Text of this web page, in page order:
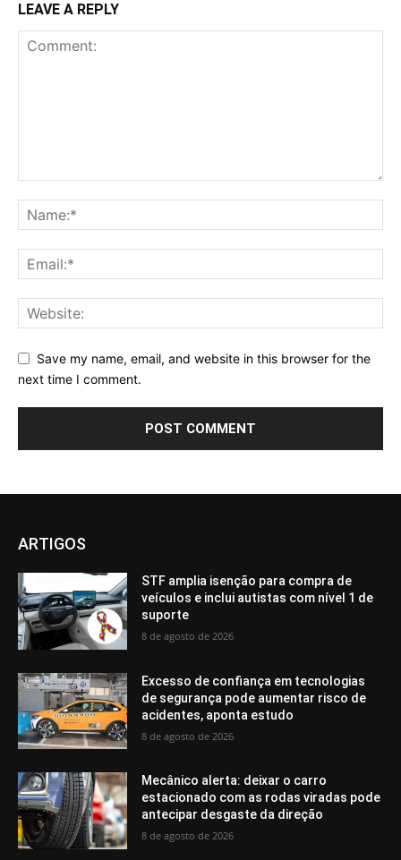
LEAVE A REPLY
Save my name, email, and website in this browser for the
next time I comment.
ARTIGOS
STF amplia isenção para compra de
veículos e inclui autistas com nível 1 de
suporte
8 de agosto de 2026
Excesso de confiança em tecnologias
de segurança pode aumentar risco de
acidentes, aponta estudo
8 de agosto de 2026
Mecânico alerta: deixar o carro
estacionado com as rodas viradas pode
antecipar desgaste da direção
8 de agosto de 2026